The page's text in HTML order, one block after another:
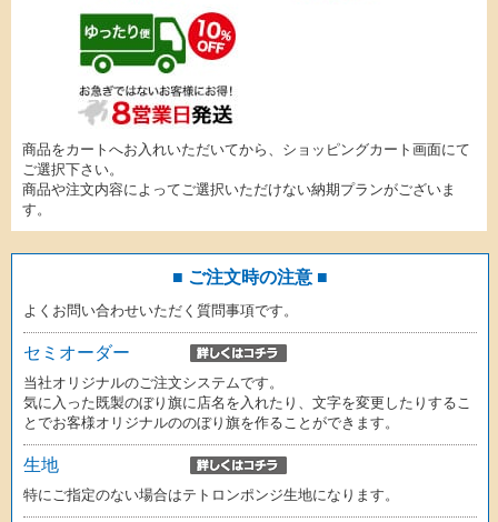
商品をカートへお入れいただいてから、ショッピングカート画面にて
ご選択下さい。
商品や注文内容によってご選択いただけない納期プランがございま
す。
■ ご注文時の注意 ■
よくお問い合わせいただく質問事項です。
セミオーダー
当社オリジナルのご注文システムです。
気に入った既製のぼり旗に店名を入れたり、文字を変更したりするこ
とでお客様オリジナルののぼり旗を作ることができます。
生地
特にご指定のない場合はテトロンポンジ生地になります。